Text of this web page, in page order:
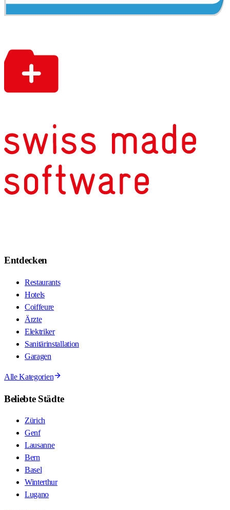
Entdecken
Restaurants
Hotels
Coiffeure
Ärzte
Elektriker
Sanitärinstallation
Garagen
Alle Kategorien
Beliebte Städte
Zürich
Genf
Lausanne
Bern
Basel
Winterthur
Lugano